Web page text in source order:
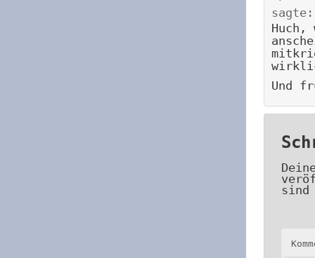
sagte:
Huch,
Und